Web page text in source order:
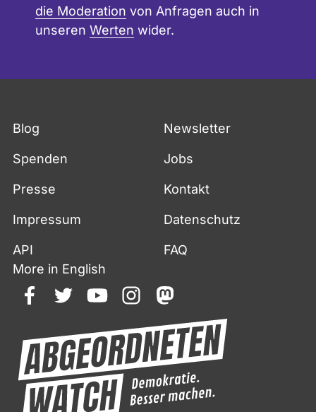
die Moderation von Anfragen auch in
unseren Werten wider.
Blog Newsletter
Spenden Jobs
Presse Kontakt
Impressum Datenschutz
API
FAQ
More in English
facebooktwitteryoutubeinstagrammastodon